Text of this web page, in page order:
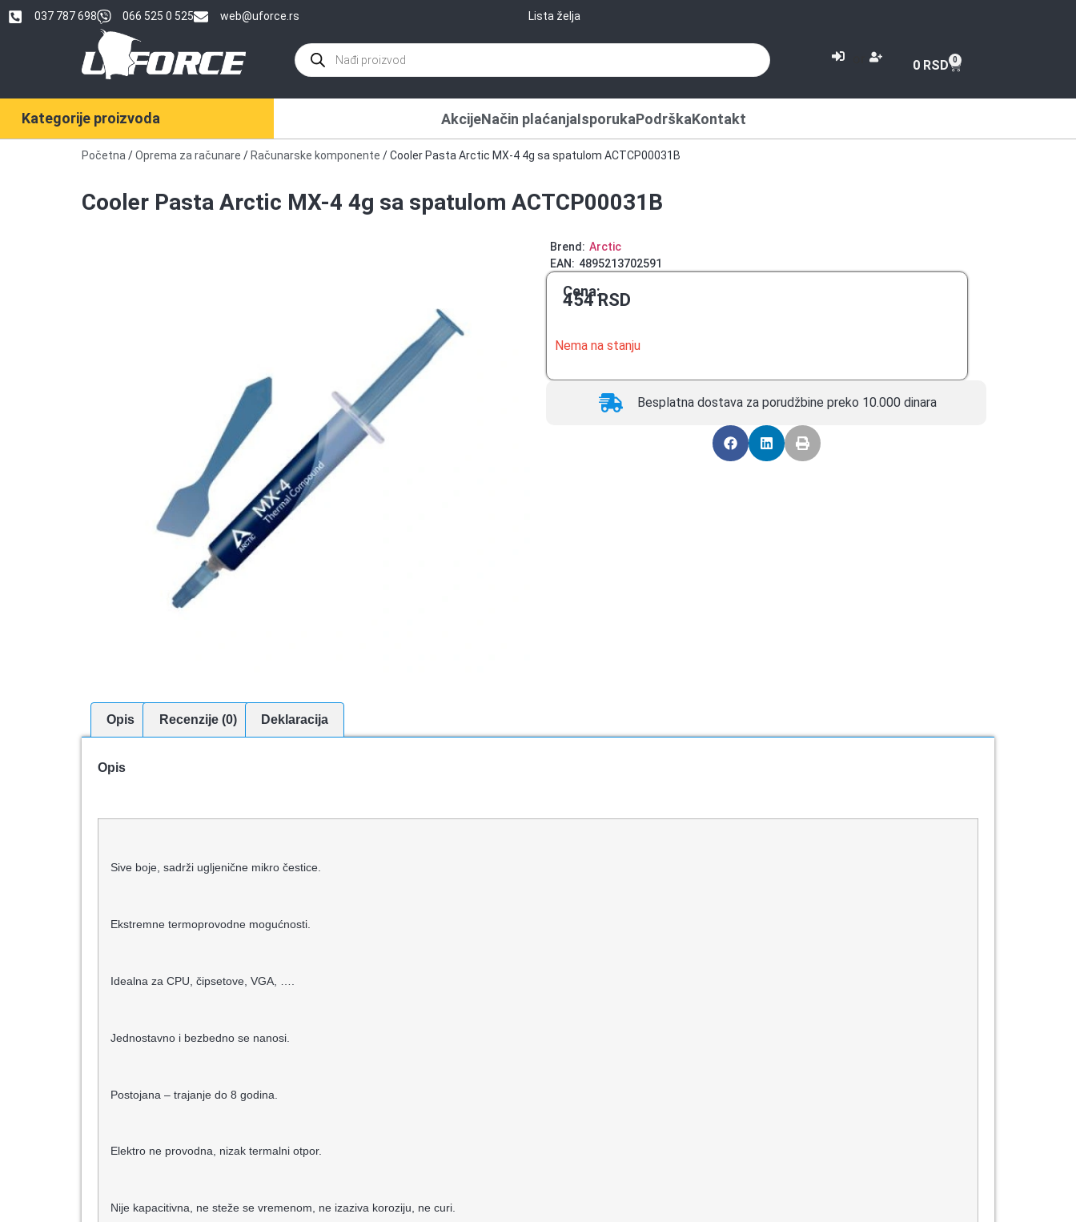
037 787 698 066 525 0 525 web@uforce.rs Lista želja
0 RSD 0
Kategorije proizvoda AkcijeNačin plaćanjaIsporukaPodrškaKontakt
Početna /Oprema za računare / Računarske komponente / Cooler Pasta Arctic MX-4 4g sa spatulom ACTCP00031B
Cooler Pasta Arctic MX-4 4g sa spatulom ACTCP00031B
Brend: Arctic
EAN: 4895213702591
Cena:
454RSD
Nema na stanju
Besplatna dostava za porudžbine preko 10.000 dinara
Opis Recenzije (0) Deklaracija
Opis
Sive boje, sadrži ugljenične mikro čestice.
Ekstremne termoprovodne mogućnosti.
Idealna za CPU, čipsetove, VGA, ….
Jednostavno i bezbedno se nanosi.
Postojana – trajanje do 8 godina.
Elektro ne provodna, nizak termalni otpor.
Nije kapacitivna, ne steže se vremenom, ne izaziva koroziju, ne curi.